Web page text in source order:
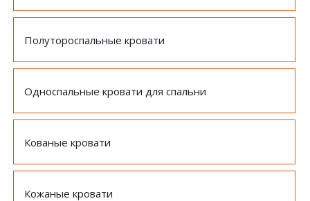
Полутороспальные кровати
Односпальные кровати для спальни
Кованые кровати
Кожаные кровати